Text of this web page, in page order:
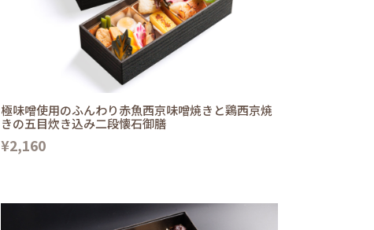
極味噌使用のふんわり赤魚西京味噌焼きと鶏西京焼
きの五目炊き込み二段懐石御膳
¥2,160